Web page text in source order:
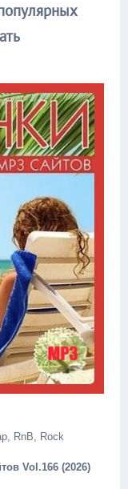
RnB, Rock
Vol.166 (2026)